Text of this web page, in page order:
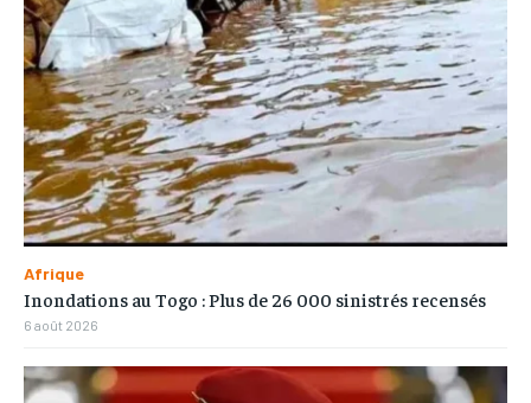
Afrique
Inondations au Togo : Plus de 26 000 sinistrés recensés
6 août 2026